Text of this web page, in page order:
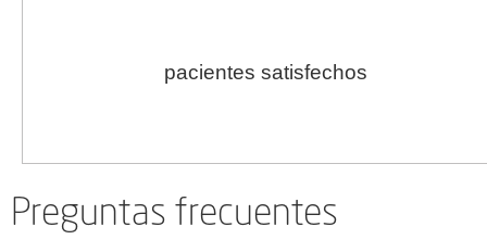
pacientes satisfechos
Preguntas frecuentes